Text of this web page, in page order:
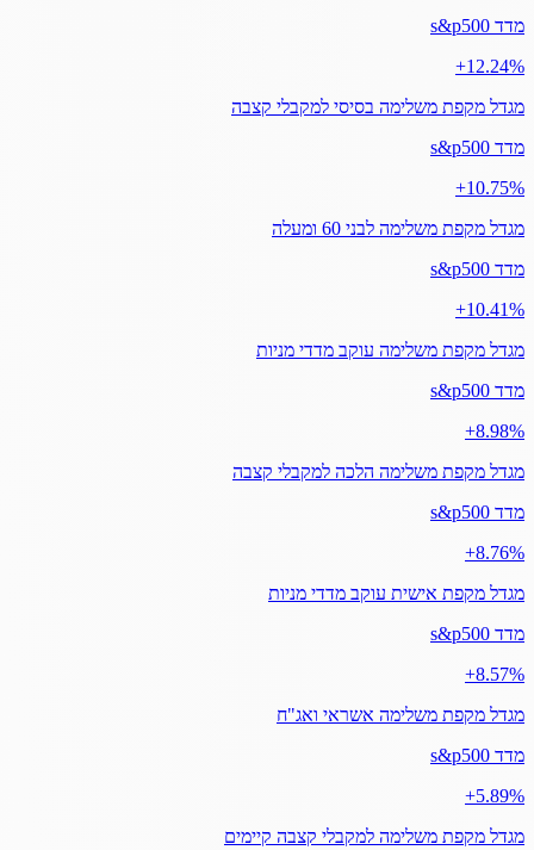
מדד s&p500
‎+12.24%
מגדל מקפת משלימה בסיסי למקבלי קצבה
מדד s&p500
‎+10.75%
מגדל מקפת משלימה לבני 60 ומעלה
מדד s&p500
‎+10.41%
מגדל מקפת משלימה עוקב מדדי מניות
מדד s&p500
‎+8.98%
מגדל מקפת משלימה הלכה למקבלי קצבה
מדד s&p500
‎+8.76%
מגדל מקפת אישית עוקב מדדי מניות
מדד s&p500
‎+8.57%
מגדל מקפת משלימה אשראי ואג"ח
מדד s&p500
‎+5.89%
מגדל מקפת משלימה למקבלי קצבה קיימים